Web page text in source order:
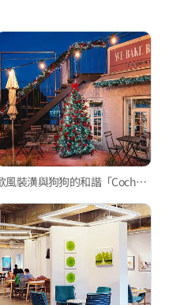
歐風裝潢與狗狗的和諧「Cochonnet」